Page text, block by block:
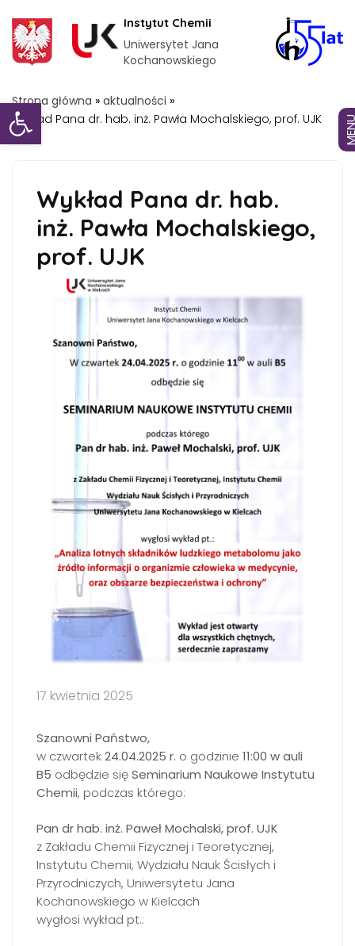
Otwórz pasek narzędzi
Instytut Chemii
Uniwersytet Jana
Kochanowskiego
Strona główna » aktualności »
Wykład Pana dr. hab. inż. Pawła Mochalskiego, prof. UJK
Wykład Pana dr. hab.
inż. Pawła Mochalskiego,
prof. UJK
17 kwietnia 2025
Szanowni Państwo,
w czwartek24.04.2025 r. o godzinie 11:00 w auli
B5 odbędzie sięSeminarium Naukowe Instytutu
Chemii, podczas którego:
Pan dr hab. inż. Paweł Mochalski, prof. UJK
z Zakładu Chemii Fizycznej i Teoretycznej,
Instytutu Chemii, Wydziału Nauk Ścisłych i
Przyrodniczych, Uniwersytetu Jana
Kochanowskiego w Kielcach
wygłosi wykład pt.: